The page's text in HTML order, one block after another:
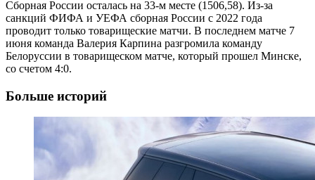
Сборная России осталась на 33-м месте (1506,58). Из-за
санкций ФИФА и УЕФА сборная России с 2022 года
проводит только товарищеские матчи. В последнем матче 7
июня команда Валерия Карпина разгромила команду
Белоруссии в товарищеском матче, который прошел Минске,
со счетом 4:0.
Больше историй